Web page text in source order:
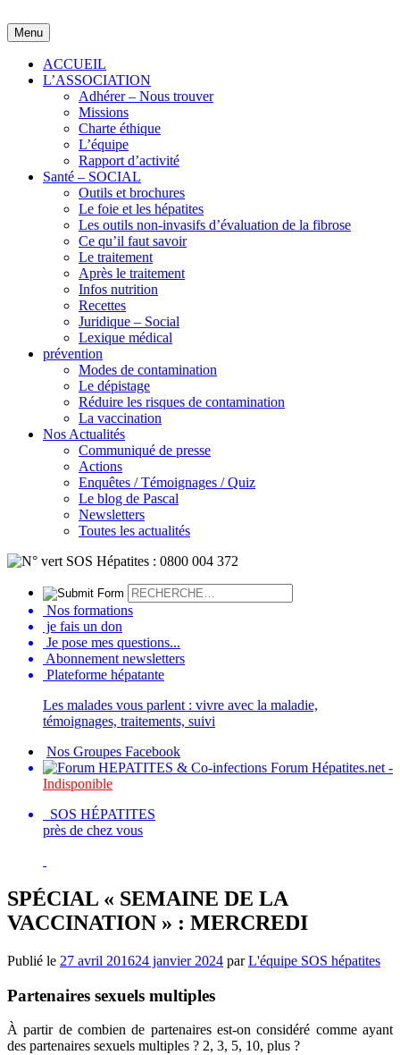
to
content
Menu
ACCUEIL
L’ASSOCIATION
Adhérer – Nous trouver
Missions
Charte éthique
L’équipe
Rapport d’activité
Santé – SOCIAL
Outils et brochures
Le foie et les hépatites
Les outils non-invasifs d’évaluation de la fibrose
Ce qu’il faut savoir
Le traitement
Après le traitement
Infos nutrition
Recettes
Juridique – Social
Lexique médical
prévention
Modes de contamination
Le dépistage
Réduire les risques de contamination
La vaccination
Nos Actualités
Communiqué de presse
Actions
Enquêtes / Témoignages / Quiz
Le blog de Pascal
Newsletters
Toutes les actualités
Nos formations
je fais un don
Je pose mes questions...
Abonnement newsletters
Plateforme hépatante
Les malades vous parlent : vivre avec la maladie,
témoignages, traitements, suivi
Nos Groupes Facebook
Forum Hépatites.net -
Indisponible
SOS HÉPATITES
près de chez vous
SPÉCIAL « SEMAINE DE LA
VACCINATION » : MERCREDI
Publié le 27 avril 201624 janvier 2024 parL'équipe SOS hépatites
Partenaires sexuels multiples
À partir de combien de partenaires est-on considéré comme ayant
des partenaires sexuels multiples ? 2, 3, 5, 10, plus ?